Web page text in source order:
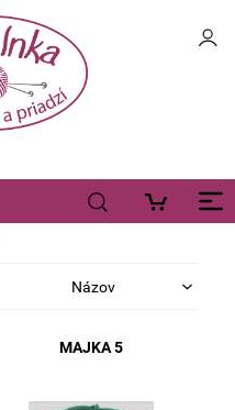
MAJKA 5